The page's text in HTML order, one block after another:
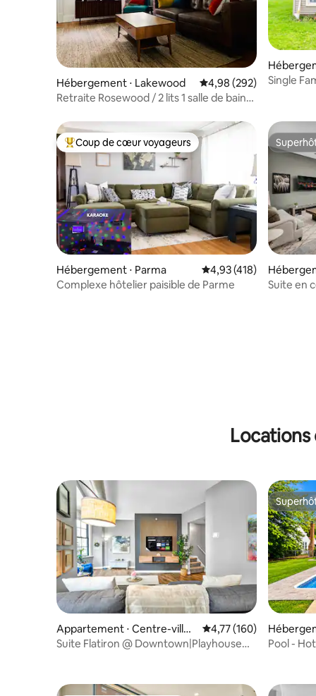
Hébergement ⋅ Lakewood Évaluation moyenne
4,98 (292)
Retraite Rosewood / 2 lits 1 salle de bain
Single
Coups de cœur voyageurs les plus appréciés
Coup de cœur voyageurs
Hébergement ⋅ Parma Évaluation moyenne
4,93 (418)
Complexe hôtelier paisible de Parme
e
Suite en
Locations
Appartement ⋅ Centre-ville
de Cleveland
Évaluation moyenne
4,77 (160)
Suite Flatiron @ Downtown|Playhouse
Pool -